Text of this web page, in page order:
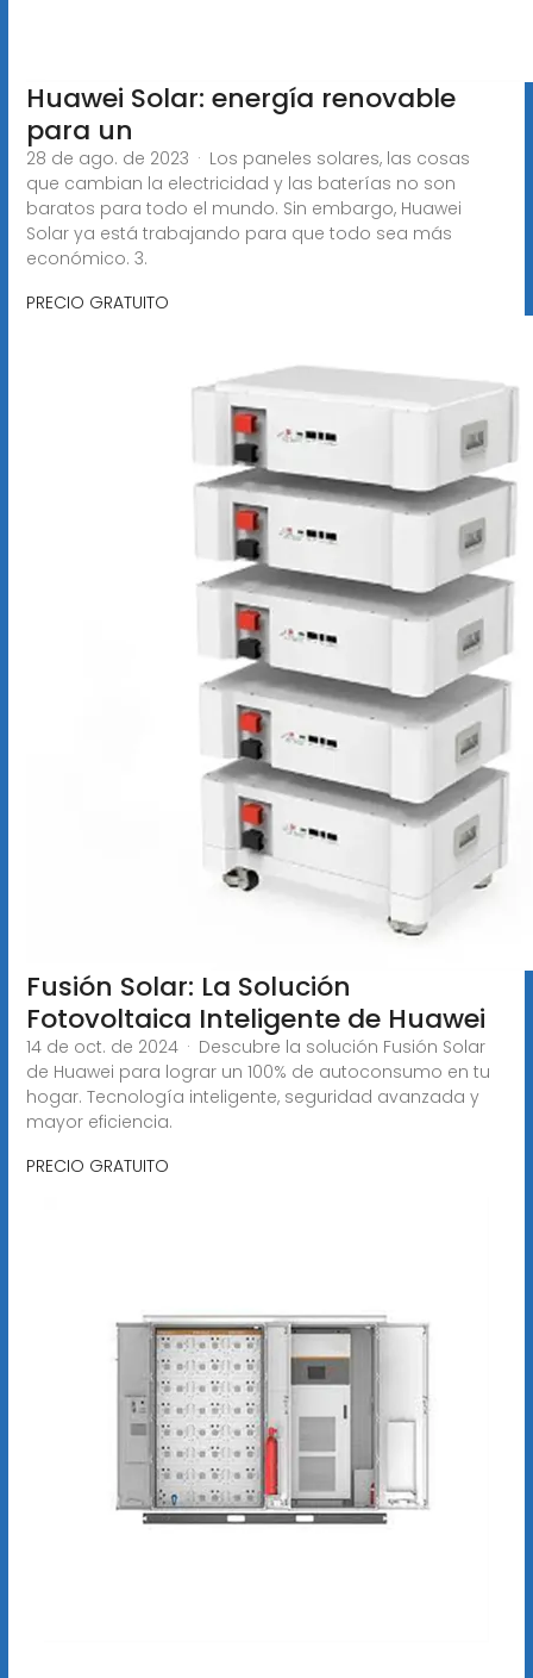
Huawei Solar: energía renovable
para un
28 de ago. de 2023 · Los paneles solares, las cosas
que cambian la electricidad y las baterías no son
baratos para todo el mundo. Sin embargo, Huawei
Solar ya está trabajando para que todo sea más
económico. 3.
PRECIO GRATUITO
Fusión Solar: La Solución
Fotovoltaica Inteligente de Huawei
14 de oct. de 2024 · Descubre la solución Fusión Solar
de Huawei para lograr un 100% de autoconsumo en tu
hogar. Tecnología inteligente, seguridad avanzada y
mayor eficiencia.
PRECIO GRATUITO